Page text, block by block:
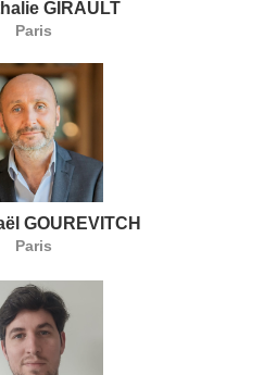
GIRAULT
Paris
GOUREVITCH
Paris